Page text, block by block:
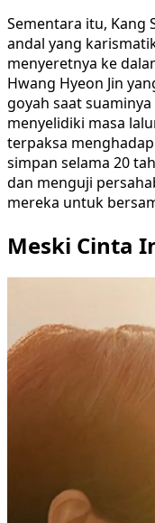
Sementara itu, Kang
andal yang
menyeretnya ke
Hwang Hyeon Jin
goyah saat
menyelidiki masa
terpaksa
simpan selama 20
dan menguji
mereka untuk
Meski Cinta